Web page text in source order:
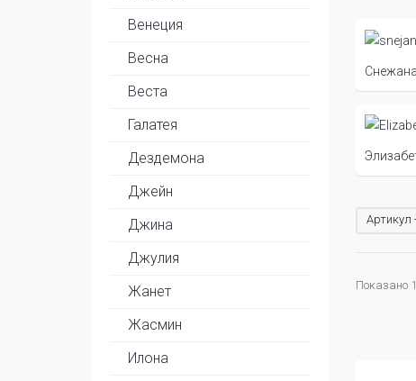
Венеция
Весна
Веста
Галатея
Дездемона
Джейн
Джина
Джулия
Жанет
Жасмин
Илона
Снежана
Артикул
Показано